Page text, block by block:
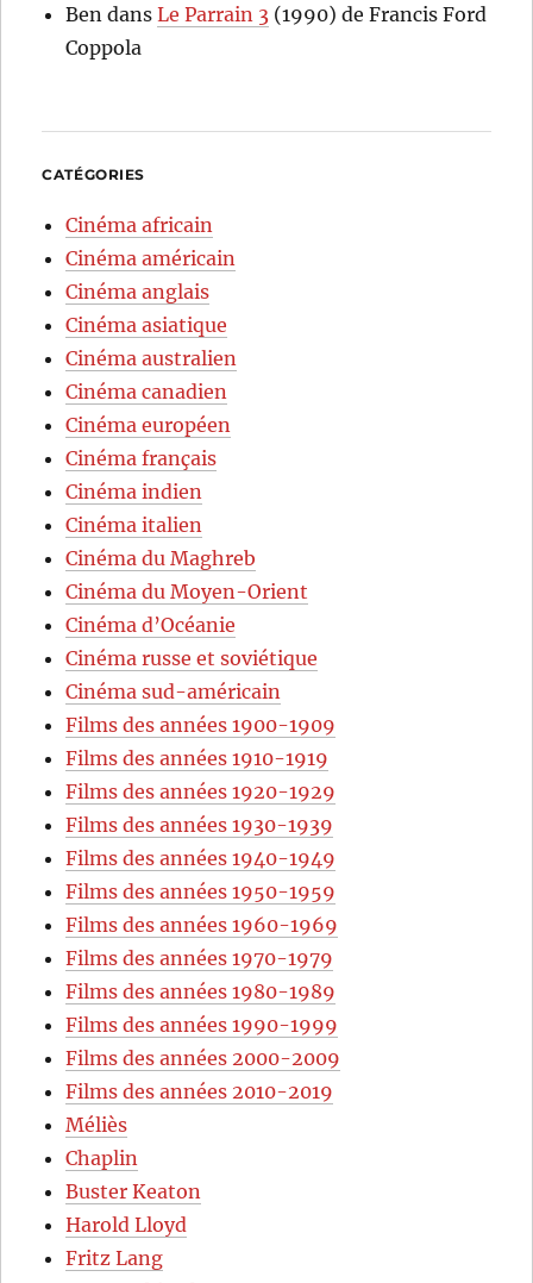
Ben dansLe Parrain 3 (1990) de Francis Ford
Coppola
CATÉGORIES
Cinéma africain
Cinéma américain
Cinéma anglais
Cinéma asiatique
Cinéma australien
Cinéma canadien
Cinéma européen
Cinéma français
Cinéma indien
Cinéma italien
Cinéma du Maghreb
Cinéma du Moyen-Orient
Cinéma d’Océanie
Cinéma russe et soviétique
Cinéma sud-américain
Films des années 1900-1909
Films des années 1910-1919
Films des années 1920-1929
Films des années 1930-1939
Films des années 1940-1949
Films des années 1950-1959
Films des années 1960-1969
Films des années 1970-1979
Films des années 1980-1989
Films des années 1990-1999
Films des années 2000-2009
Films des années 2010-2019
Méliès
Chaplin
Buster Keaton
Harold Lloyd
Fritz Lang